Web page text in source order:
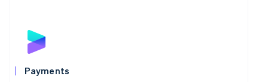
Payments
Schweden
Deutsch